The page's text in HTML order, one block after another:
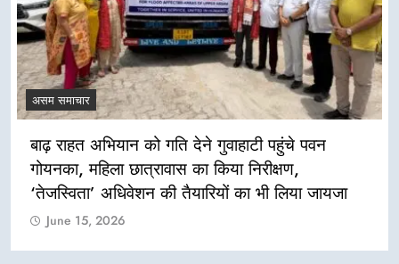
असम समाचार
बाढ़ राहत अभियान को गति देने गुवाहाटी पहुंचे पवन
गोयनका, महिला छात्रावास का किया निरीक्षण,
‘तेजस्विता’ अधिवेशन की तैयारियों का भी लिया जायजा
June 15, 2026